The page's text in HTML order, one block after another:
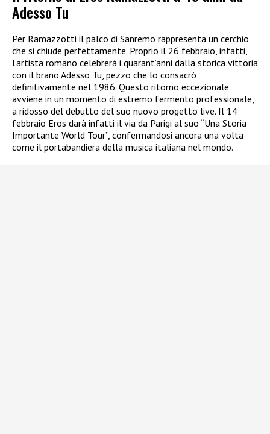
Adesso Tu
Per Ramazzotti il palco di Sanremo rappresenta un cerchio
che si chiude perfettamente. Proprio il 26 febbraio, infatti,
l’artista romano celebrerà i quarant’anni dalla storica vittoria
con il brano Adesso Tu, pezzo che lo consacrò
definitivamente nel 1986. Questo ritorno eccezionale
avviene in un momento di estremo fermento professionale,
a ridosso del debutto del suo nuovo progetto live. Il 14
febbraio Eros darà infatti il via da Parigi al suo “Una Storia
Importante World Tour”, confermandosi ancora una volta
come il portabandiera della musica italiana nel mondo.